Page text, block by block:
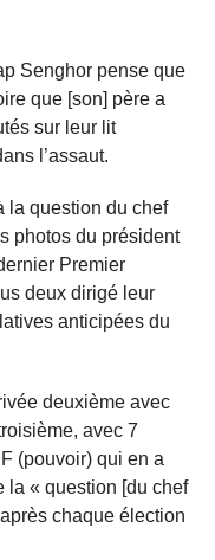
Senghor pense que
que [son] père a
sur leur lit
l’assaut.
la question du chef
photos du président
Premier
deux dirigé leur
anticipées du
deuxième avec
avec 7
(pouvoir) qui en a
la « question [du chef
chaque élection